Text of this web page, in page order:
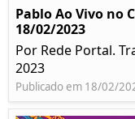
Pablo Ao Vivo no
18/02/2023
Por Rede Portal.
2023
Publicado em 18/02/